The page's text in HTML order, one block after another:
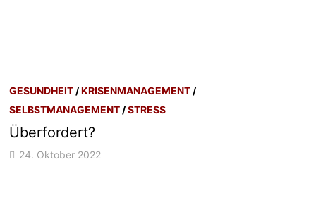
GESUNDHEIT /KRISENMANAGEMENT /
SELBSTMANAGEMENT /STRESS
Überfordert?
24. Oktober 2022